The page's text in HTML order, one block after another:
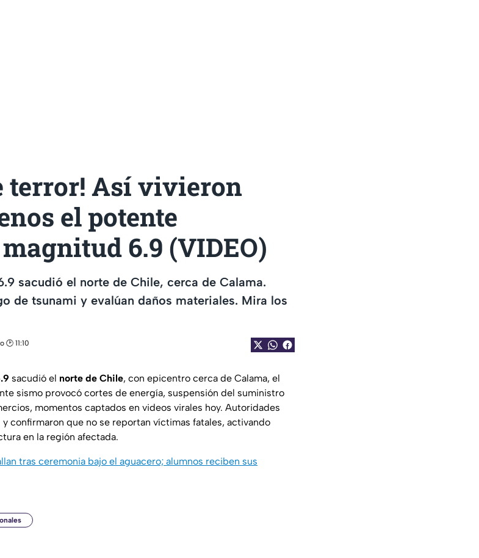
terror! Así vivieron
el potente
6.9 (VIDEO)
sacudió el norte de Chile, cerca de Calama.
de tsunami y evalúan daños materiales. Mira los
🕑 11:10
sacudió el norte de Chile, con epicentro cerca de Calama, el
sismo provocó cortes de energía, suspensión del suministro
momentos captados en videos virales hoy. Autoridades
y confirmaron que no se reportan víctimas fatales, activando
en la región afectada.
tras ceremonia bajo el aguacero; alumnos reciben sus